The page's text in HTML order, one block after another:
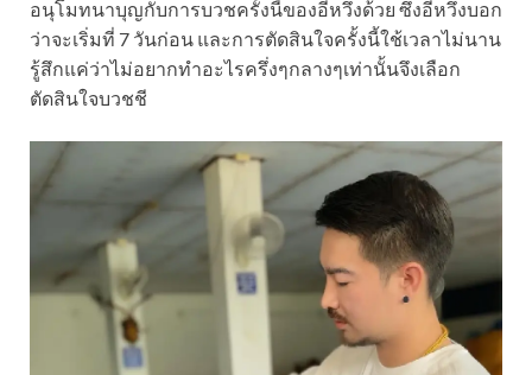
อนุโมทนาบุญกับการบวชครั้งนี้ของอีหวึ่งด้วย ซึ่งอีหวึ่งบอก
ว่าจะเริ่มที่ 7 วันก่อน และการตัดสินใจครั้งนี้ใช้เวลาไม่นาน
รู้สึกแค่ว่าไม่อยากทำอะไรครึ่งๆกลางๆเท่านั้นจึงเลือก
ตัดสินใจบวชชี